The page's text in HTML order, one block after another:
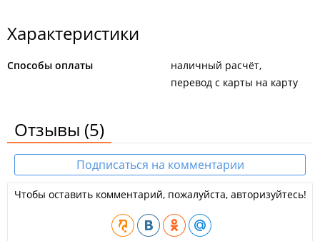
Характеристики
Способы оплаты
наличный расчёт
перевод с карты на карту
Отзывы (5)
Подписаться на комментарии
Чтобы оставить комментарий, пожалуйста, авторизуйтесь!